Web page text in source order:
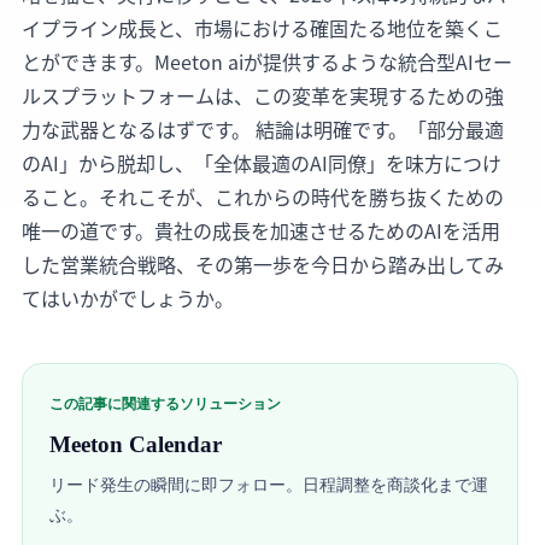
イプライン成長と、市場における確固たる地位を築くこ
とができます。Meeton aiが提供するような統合型AIセー
ルスプラットフォームは、この変革を実現するための強
力な武器となるはずです。 結論は明確です。「部分最適
のAI」から脱却し、「全体最適のAI同僚」を味方につけ
ること。それこそが、これからの時代を勝ち抜くための
唯一の道です。貴社の成長を加速させるためのAIを活用
した営業統合戦略、その第一歩を今日から踏み出してみ
てはいかがでしょうか。
この記事に関連するソリューション
Meeton Calendar
リード発生の瞬間に即フォロー。日程調整を商談化まで運
ぶ。